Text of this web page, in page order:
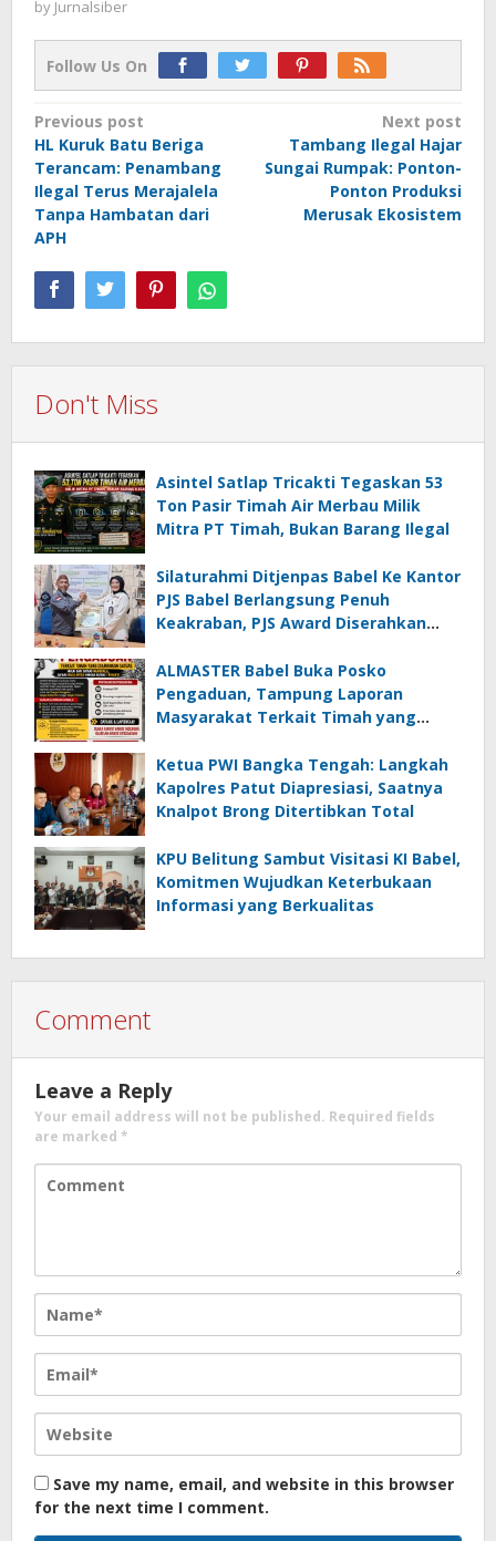
by Jurnalsiber
Follow Us On
Post
navigation
Previous post
HL Kuruk Batu Beriga
Terancam: Penambang
Ilegal Terus Merajalela
Tanpa Hambatan dari
APH
Next post
Tambang Ilegal Hajar
Sungai Rumpak: Ponton-
Ponton Produksi
Merusak Ekosistem
Don't Miss
Asintel Satlap Tricakti Tegaskan 53
Ton Pasir Timah Air Merbau Milik
Mitra PT Timah, Bukan Barang Ilegal
Silaturahmi Ditjenpas Babel Ke Kantor
PJS Babel Berlangsung Penuh
Keakraban, PJS Award Diserahkan
ALMASTER Babel Buka Posko
Pengaduan, Tampung Laporan
Masyarakat Terkait Timah yang
Ketua PWI Bangka Tengah: Langkah
Kapolres Patut Diapresiasi, Saatnya
Knalpot Brong Ditertibkan Total
KPU Belitung Sambut Visitasi KI Babel,
Komitmen Wujudkan Keterbukaan
Informasi yang Berkualitas
Comment
Leave a Reply
Your email address will not be published. Required fields
are marked *
Save my name, email, and website in this browser
for the next time I comment.